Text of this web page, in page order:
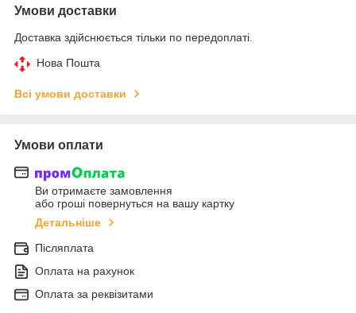
Умови доставки
Доставка здійснюється тільки по передоплаті.
Нова Пошта
Всі умови доставки
Умови оплати
Ви отримаєте замовлення
або гроші повернуться на вашу картку
Детальніше
Післяплата
Оплата на рахунок
Оплата за реквізитами